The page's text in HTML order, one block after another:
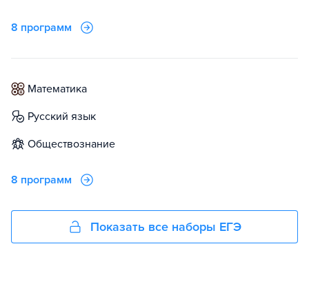
8 программ
математика
русский язык
обществознание
8 программ
Показать все наборы ЕГЭ